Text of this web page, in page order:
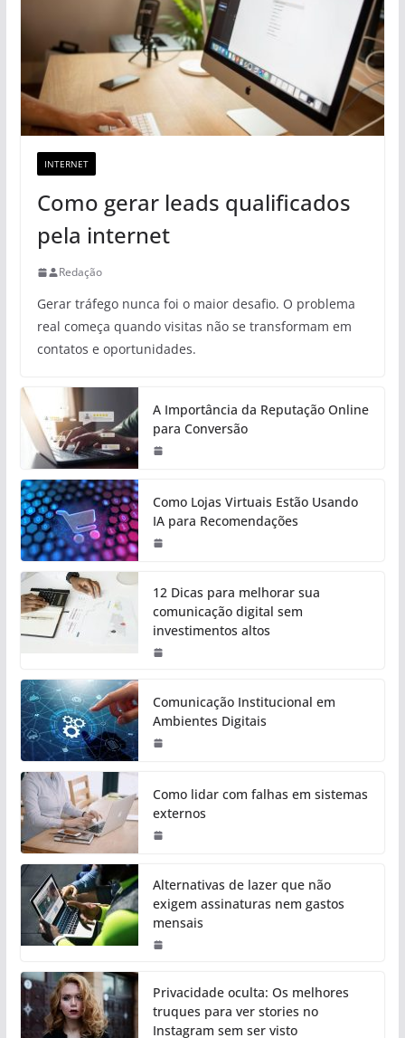
INTERNET
Como gerar leads qualificados
pela internet
Redação
Gerar tráfego nunca foi o maior desafio. O problema
real começa quando visitas não se transformam em
contatos e oportunidades.
A Importância da Reputação Online
para Conversão
Como Lojas Virtuais Estão Usando
IA para Recomendações
12 Dicas para melhorar sua
comunicação digital sem
investimentos altos
Comunicação Institucional em
Ambientes Digitais
Como lidar com falhas em sistemas
externos
Alternativas de lazer que não
exigem assinaturas nem gastos
mensais
Privacidade oculta: Os melhores
truques para ver stories no
Instagram sem ser visto